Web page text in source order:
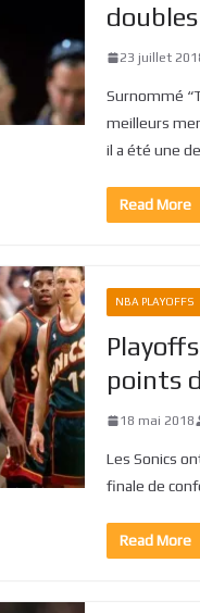
23 juillet
Surnommé
meilleurs
il a été une
Read More
NBA PLAYOFFS
points
18 mai 2018
Les Sonics
finale de
Read More